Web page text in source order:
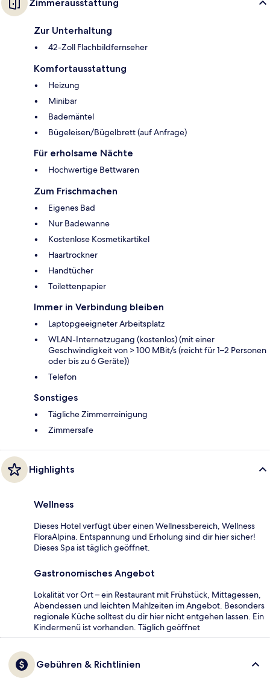
Zimmerausstattung
Zur Unterhaltung
42-Zoll Flachbildfernseher
Komfortausstattung
Heizung
Minibar
Bademäntel
Bügeleisen/Bügelbrett (auf Anfrage)
Für erholsame Nächte
Hochwertige Bettwaren
Zum Frischmachen
Eigenes Bad
Nur Badewanne
Kostenlose Kosmetikartikel
Haartrockner
Handtücher
Toilettenpapier
Immer in Verbindung bleiben
Laptopgeeigneter Arbeitsplatz
WLAN-Internetzugang (kostenlos) (mit einer
Geschwindigkeit von > 100 MBit/s (reicht für 1–2 Personen
oder bis zu 6 Geräte))
Telefon
Sonstiges
Tägliche Zimmerreinigung
Zimmersafe
Highlights
Wellness
Dieses Hotel verfügt über einen Wellnessbereich, Wellness
FloraAlpina. Entspannung und Erholung sind dir hier sicher!
Dieses Spa ist täglich geöffnet.
Gastronomisches Angebot
Lokalität vor Ort – ein Restaurant mit Frühstück, Mittagessen,
Abendessen und leichten Mahlzeiten im Angebot. Besonders
regionale Küche solltest du dir hier nicht entgehen lassen. Ein
Kindermenü ist vorhanden. Täglich geöffnet
Gebühren & Richtlinien